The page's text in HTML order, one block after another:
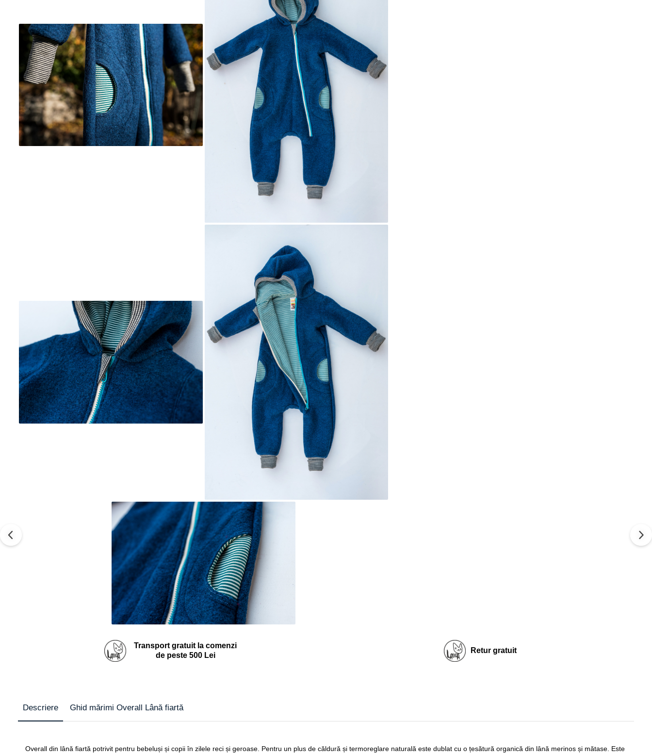
Transport gratuit la comenzi
de peste 500 Lei
Retur gratuit
Descriere Ghid mărimi Overall Lână fiartă
Overall din lână fiartă potrivit pentru bebeluși și copii în zilele reci și geroase. Pentru un plus de căldură și termoreglare naturală este dublat cu o țesătură organică din lână merinos și mătase. Este